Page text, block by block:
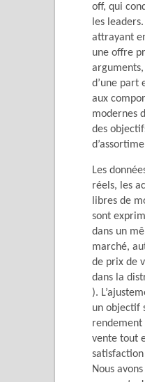
off, qui
les
attrayant
une offre
d’une part
aux
modernes
des
Les
réels, les
libres de
sont
dans un
marché,
de prix de
dans la
).
un objectif
rendement
vente tout
Nous